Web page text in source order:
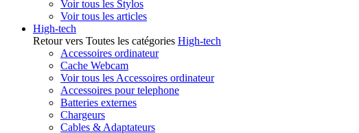
Voir tous les Stylos
Voir tous les articles
High-tech
Retour vers Toutes les catégories High-tech
Accessoires ordinateur
Cache Webcam
Voir tous les Accessoires ordinateur
Accessoires pour telephone
Batteries externes
Chargeurs
Cables & Adaptateurs